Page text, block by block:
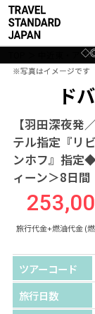
中近東・アフ
ド
【羽田深夜発
テル指定『リ
ンホフ』指定
ィーン＞8日間
旅行代金+燃油代金 (
◇◎
※写真はイメージです
※写真はイメージです
ツアーコード
旅行日数